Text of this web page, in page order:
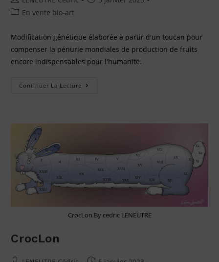
En vente bio-art
Modification génétique élaborée à partir d'un toucan pour
compenser la pénurie mondiales de production de fruits
encore indispensables pour l'humanité.
Continuer La Lecture
CrocLon By cedric LENEUTRE
CrocLon